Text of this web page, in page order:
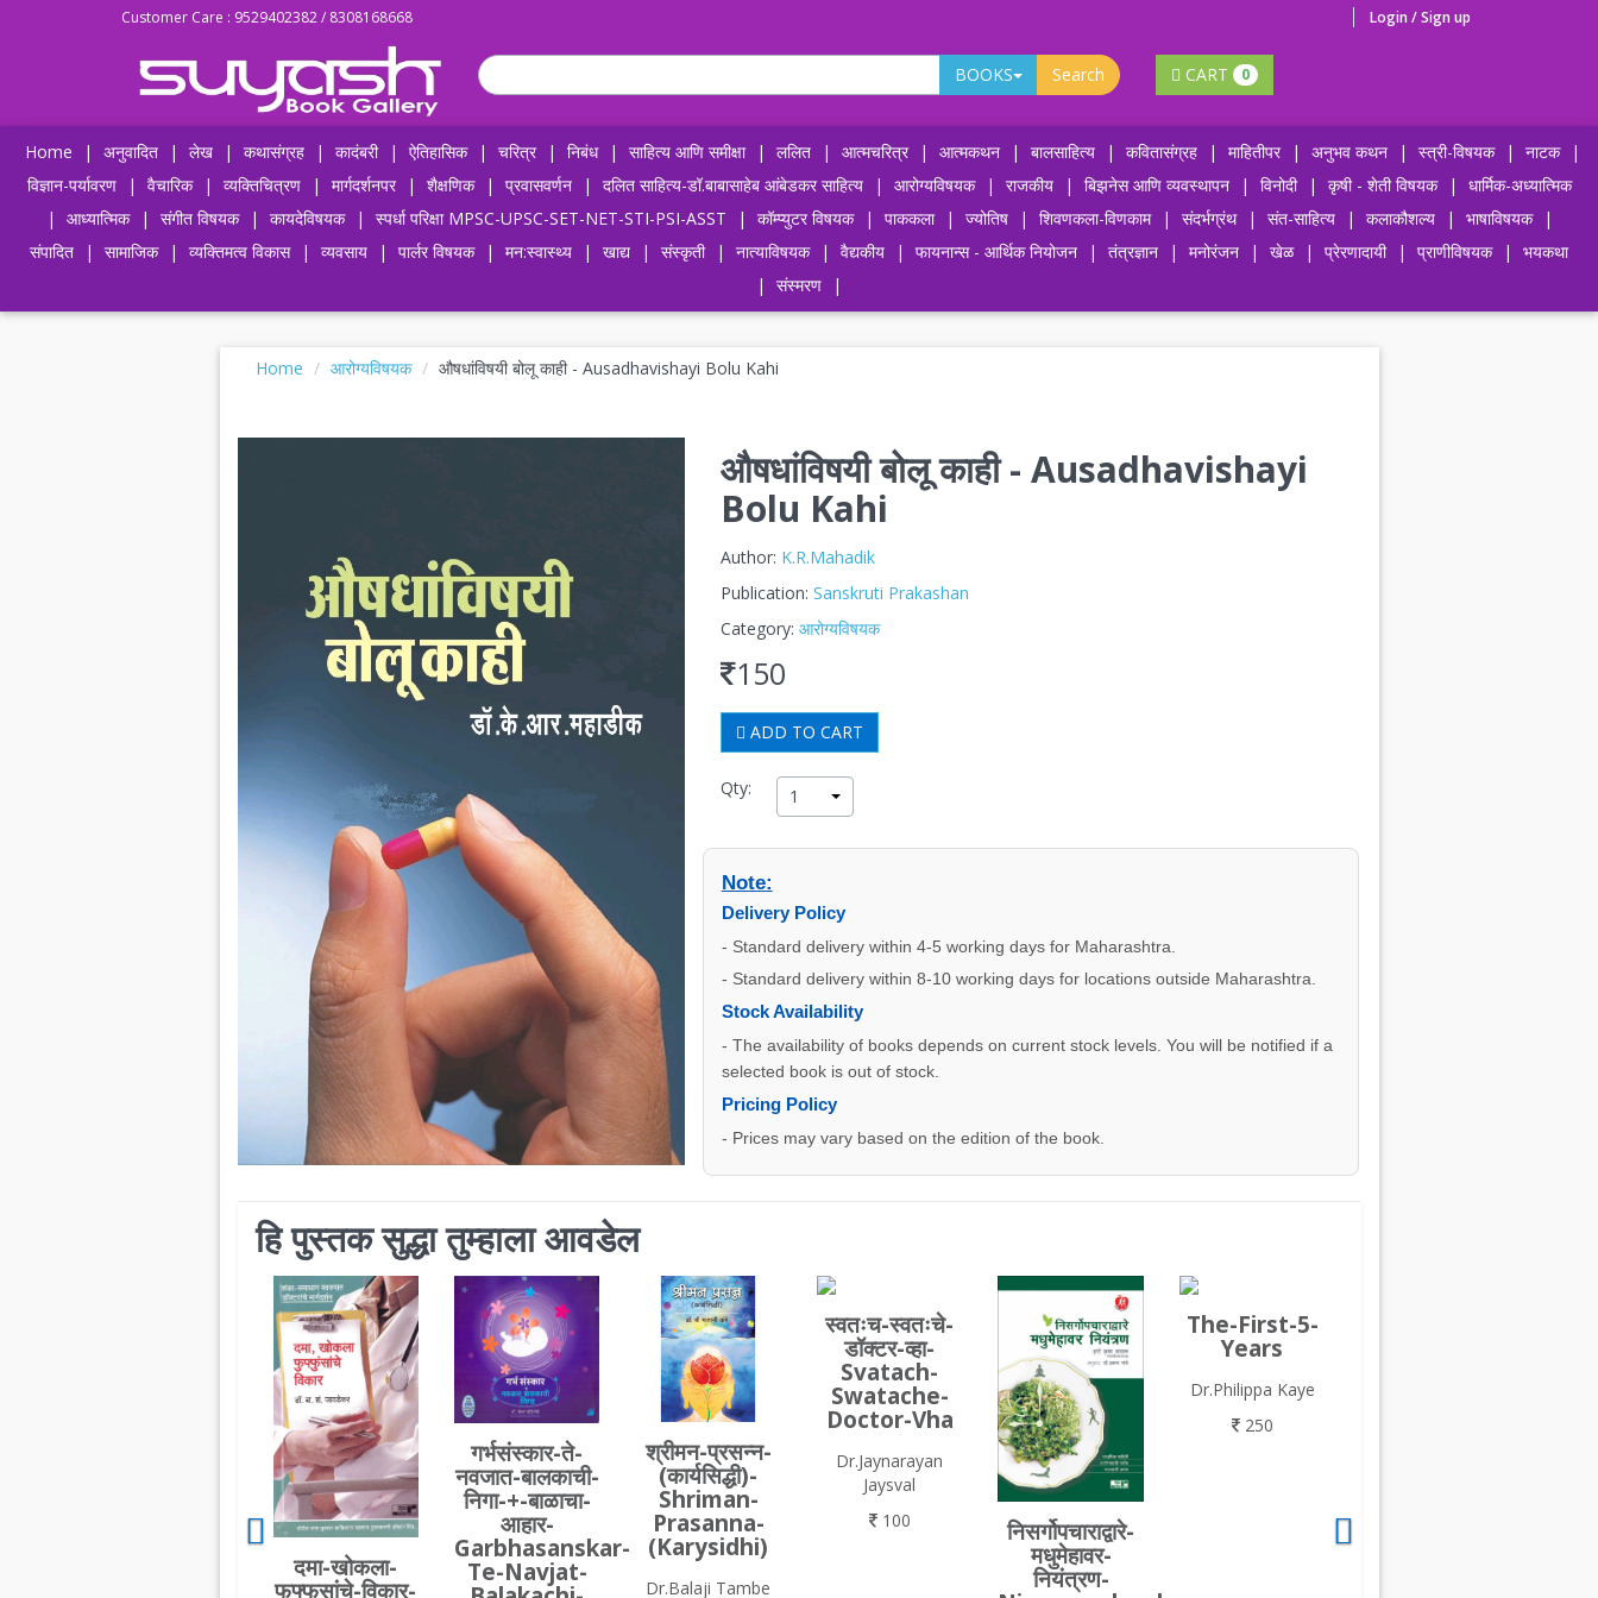
Customer Care : 9529402382 / 8308168668 Login / Sign up
BOOKS Search CART 0
Home | अनुवादित | लेख | कथासंग्रह | कादंबरी | ऐतिहासिक | चरित्र | निबंध | साहित्य आणि समीक्षा | ललित | आत्मचरित्र | आत्मकथन | बालसाहित्य | कवितासंग्रह | माहितीपर | अनुभव कथन | स्त्री-विषयक | नाटक
|
विज्ञान-पर्यावरण
| वैचारिक | व्यक्तिचित्रण | मार्गदर्शनपर | शैक्षणिक | प्रवासवर्णन | दलित साहित्य-डॉ.बाबासाहेब आंबेडकर साहित्य | आरोग्यविषयक | राजकीय | बिझनेस आणि व्यवस्थापन | विनोदी | कृषी - शेती विषयक |
धार्मिक-अध्यात्मिक
|
आध्यात्मिक | संगीत विषयक | कायदेविषयक | स्पर्धा परिक्षा MPSC-UPSC-SET-NET-STI-PSI-ASST | कॉम्प्युटर विषयक | पाककला | ज्योतिष | शिवणकला-विणकाम | संदर्भग्रंथ | संत-साहित्य | कलाकौशल्य | भाषाविषयक
|
संपादित
| सामाजिक | व्यक्तिमत्व विकास | व्यवसाय | पार्लर विषयक | मन:स्वास्थ्य | खाद्य | संस्कृती | नात्याविषयक | वैद्यकीय | फायनान्स - आर्थिक नियोजन | तंत्रज्ञान | मनोरंजन | खेळ | प्रेरणादायी | प्राणीविषयक |
भयकथा
|
संस्मरण |
Home आरोग्यविषयक औषधांविषयी बोलू काही - Ausadhavishayi Bolu Kahi
औषधांविषयी बोलू काही - Ausadhavishayi
Bolu Kahi
Author: K.R.Mahadik
Publication: Sanskruti Prakashan
Category: आरोग्यविषयक
150
ADD TO CART
Qty: 1
Note:
Delivery Policy
- Standard delivery within 4-5 working days for Maharashtra.
- Standard delivery within 8-10 working days for locations outside Maharashtra.
Stock Availability
- The availability of books depends on current stock levels. You will be notified if a
selected book is out of stock.
Pricing Policy
- Prices may vary based on the edition of the book.
हि पुस्तक सुद्धा तुम्हाला आवडेल
दमा-खोकला-
फुफ्फुसांचे-विकार-
गर्भसंस्कार-ते-
नवजात-बालकाची-
निगा-+-बाळाचा-
आहार-
Garbhasanskar-
Te-Navjat-
श्रीमन-प्रसन्न-
(कार्यसिद्धी)-
Shriman-
Prasanna-
(Karysidhi)
Dr.Balaji Tambe
स्वतःच-स्वतःचे-
डॉक्टर-व्हा-
Svatach-
Swatache-
Doctor-Vha
Dr.Jaynarayan
Jaysval
100
निसर्गोपचाराद्वारे-
मधुमेहावर-
नियंत्रण-
The-First-5-
Years
Dr.Philippa Kaye
250